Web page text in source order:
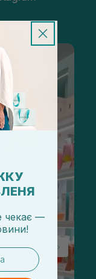
чекає —